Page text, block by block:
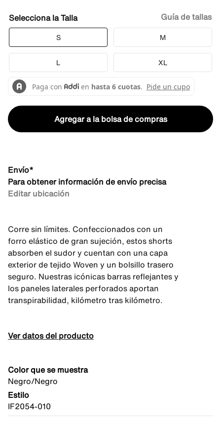
Talla
S M
L XL
Guía de tallas
Agregar a la bolsa de compras
Envío*
Para obtener información de envío precisa
Editar ubicación
Corre sin límites. Confeccionados con un
forro elástico de gran sujeción, estos shorts
absorben el sudor y cuentan con una capa
exterior de tejido Woven y un bolsillo trasero
seguro. Nuestras icónicas barras reflejantes y
los paneles laterales perforados aportan
transpirabilidad, kilómetro tras kilómetro.
Ver datos del producto
Color que se muestra
Negro/Negro
Estilo
IF2054-010